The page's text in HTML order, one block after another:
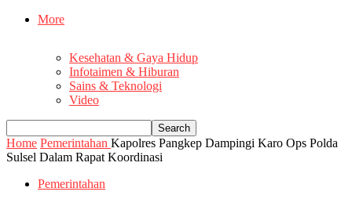
More
Kesehatan & Gaya Hidup
Infotaimen & Hiburan
Sains & Teknologi
Video
Home Pemerintahan Kapolres Pangkep Dampingi Karo Ops Polda
Sulsel Dalam Rapat Koordinasi
Pemerintahan